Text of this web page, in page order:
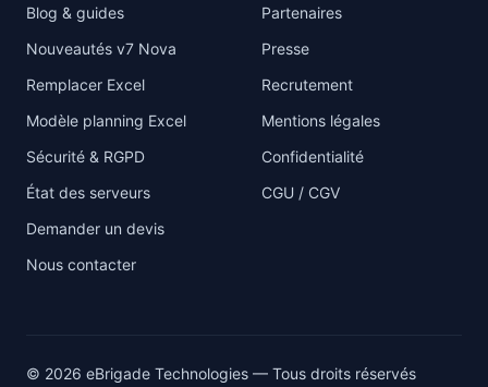
Blog & guides
Nouveautés v7 Nova
Remplacer Excel
Modèle planning Excel
Sécurité & RGPD
État des serveurs
Demander un devis
Nous contacter
Partenaires
Presse
Recrutement
Mentions légales
Confidentialité
CGU / CGV
© 2026 eBrigade Technologies — Tous droits réservés